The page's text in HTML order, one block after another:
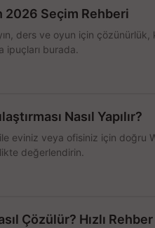
2026 Seçim Rehberi
ders ve oyun için çözünürlük,
ipuçları burada.
Nasıl Yapılır?
ile eviniz veya ofisiniz için doğru
değerlendirin.
Çözülür? Hızlı Rehber